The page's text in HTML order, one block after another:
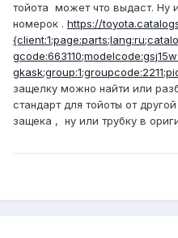
тойота может что выдаст. Ну
номерок . https://
защелку можно найти или
стандарт для тойоты от
защека , ну или трубку в